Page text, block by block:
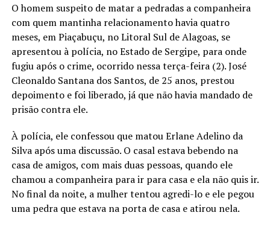
O homem suspeito de matar a pedradas a companheira
com quem mantinha relacionamento havia quatro
meses, em Piaçabuçu, no Litoral Sul de Alagoas, se
apresentou à polícia, no Estado de Sergipe, para onde
fugiu após o crime, ocorrido nessa terça-feira (2). José
Cleonaldo Santana dos Santos, de 25 anos, prestou
depoimento e foi liberado, já que não havia mandado de
prisão contra ele.
À polícia, ele confessou que matou Erlane Adelino da
Silva após uma discussão. O casal estava bebendo na
casa de amigos, com mais duas pessoas, quando ele
chamou a companheira para ir para casa e ela não quis ir.
No final da noite, a mulher tentou agredi-lo e ele pegou
uma pedra que estava na porta de casa e atirou nela.